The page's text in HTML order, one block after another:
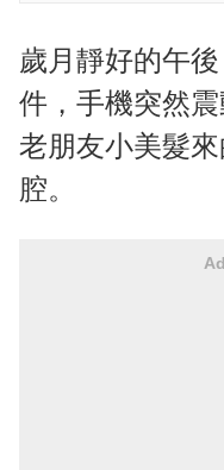
歲月靜好的午
件，手機突然
老朋友小美髮
腔。